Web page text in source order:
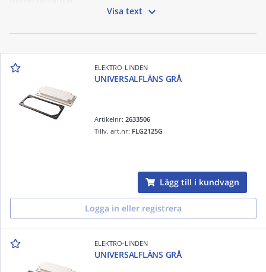
Visa text 
ELEKTRO-LINDEN
UNIVERSALFLÄNS GRÅ
Artikelnr:2633506
Tillv. art.nr: FLG2125G
Lägg till i kundvagn
Logga in eller registrera
ELEKTRO-LINDEN
UNIVERSALFLÄNS GRÅ